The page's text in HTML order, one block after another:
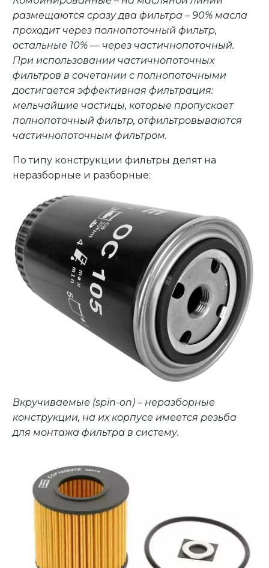
размещаются сразу два фильтра – 90% масла
проходит через полнопоточный фильтр,
остальные 10% — через частичнопоточный.
При использовании частичнопоточных
фильтров в сочетании с полнопоточными
достигается эффективная фильтрация:
мельчайшие частицы, которые пропускает
полнопоточный фильтр, отфильтровываются
частичнопоточным фильтром.
По типу конструкции фильтры делят на
неразборные и разборные:
Вкручиваемые (spin-on) – неразборные
конструкции, на их корпусе имеется резьба
для монтажа фильтра в систему.